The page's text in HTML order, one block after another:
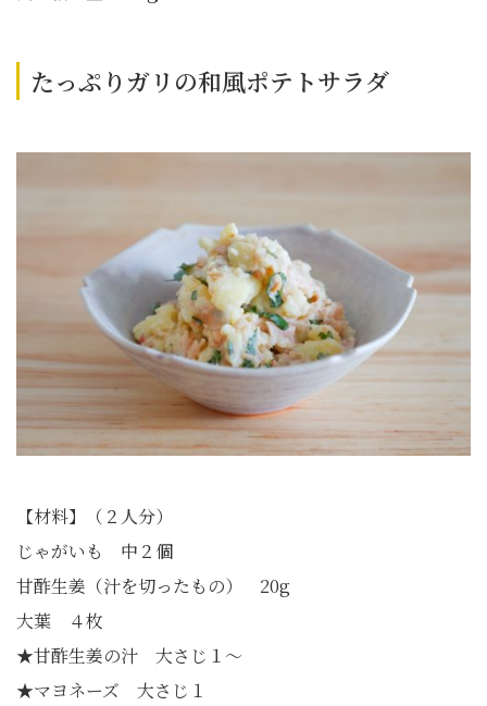
たっぷりガリの和風ポテトサラダ
【材料】（２人分）
じゃがいも 中２個
甘酢生姜（汁を切ったもの） 20g
大葉 ４枚
★甘酢生姜の汁 大さじ１～
★マヨネーズ 大さじ１